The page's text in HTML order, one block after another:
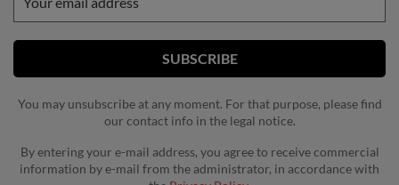
You may unsubscribe at any moment. For that purpose, please find
our contact info in the legal notice.
By entering your e-mail address, you agree to receive commercial
information by e-mail from the administrator, in accordance with